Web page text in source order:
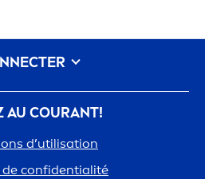
AU COURANT!
d’utilisation
de confidentialité